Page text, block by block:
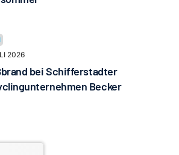
2026
bei Schifferstadter
Becker